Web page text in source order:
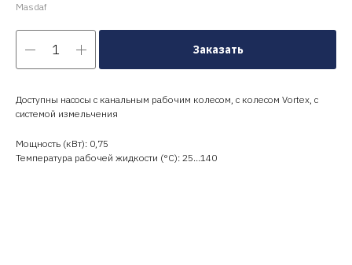
Masdaf
Заказать
Доступны насосы с канальным рабочим колесом, с колесом Vortex, с
системой измельчения
Мощность (кВт): 0,75
Температура рабочей жидкости (°C): 25…140